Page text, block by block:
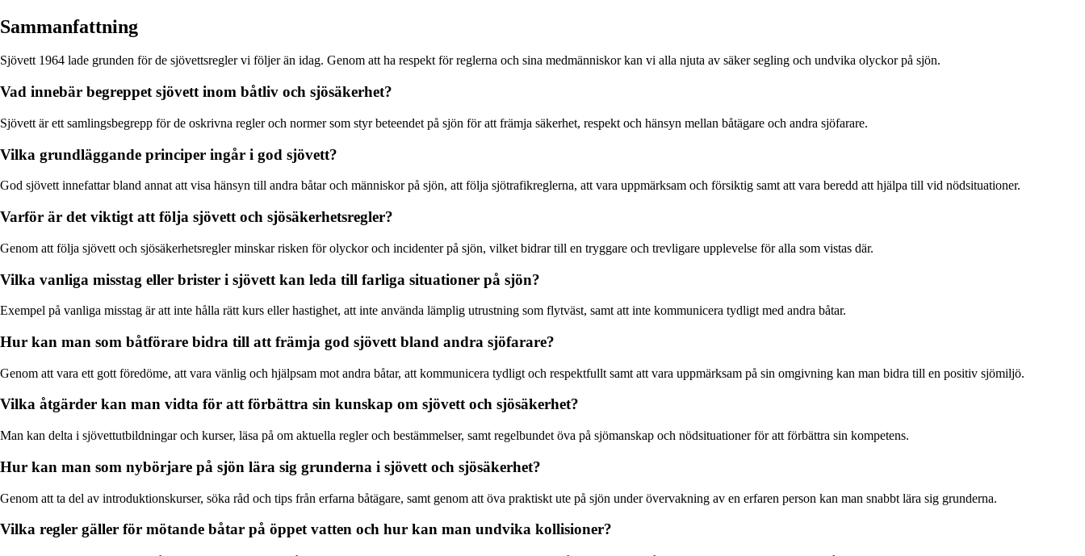
Sammanfattning
Sjövett 1964 lade grunden för de sjövettsregler vi följer än idag. Genom att ha respekt för reglerna och sina medmänniskor kan vi alla njuta av säker segling och undvika olyckor på sjön.
Vad innebär begreppet sjövett inom båtliv och sjösäkerhet?
Sjövett är ett samlingsbegrepp för de oskrivna regler och normer som styr beteendet på sjön för att främja säkerhet, respekt och hänsyn mellan båtägare och andra sjöfarare.
Vilka grundläggande principer ingår i god sjövett?
God sjövett innefattar bland annat att visa hänsyn till andra båtar och människor på sjön, att följa sjötrafikreglerna, att vara uppmärksam och försiktig samt att vara beredd att hjälpa till vid nödsituationer.
Varför är det viktigt att följa sjövett och sjösäkerhetsregler?
Genom att följa sjövett och sjösäkerhetsregler minskar risken för olyckor och incidenter på sjön, vilket bidrar till en tryggare och trevligare upplevelse för alla som vistas där.
Vilka vanliga misstag eller brister i sjövett kan leda till farliga situationer på sjön?
Exempel på vanliga misstag är att inte hålla rätt kurs eller hastighet, att inte använda lämplig utrustning som flytväst, samt att inte kommunicera tydligt med andra båtar.
Hur kan man som båtförare bidra till att främja god sjövett bland andra sjöfarare?
Genom att vara ett gott föredöme, att vara vänlig och hjälpsam mot andra båtar, att kommunicera tydligt och respektfullt samt att vara uppmärksam på sin omgivning kan man bidra till en positiv sjömiljö.
Vilka åtgärder kan man vidta för att förbättra sin kunskap om sjövett och sjösäkerhet?
Man kan delta i sjövettutbildningar och kurser, läsa på om aktuella regler och bestämmelser, samt regelbundet öva på sjömanskap och nödsituationer för att förbättra sin kompetens.
Hur kan man som nybörjare på sjön lära sig grunderna i sjövett och sjösäkerhet?
Genom att ta del av introduktionskurser, söka råd och tips från erfarna båtägare, samt genom att öva praktiskt ute på sjön under övervakning av en erfaren person kan man snabbt lära sig grunderna.
Vilka regler gäller för mötande båtar på öppet vatten och hur kan man undvika kollisioner?